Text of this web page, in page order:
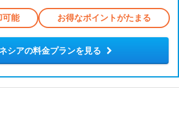
可能 お得なポイントがたまる
シアの料金プランを見る